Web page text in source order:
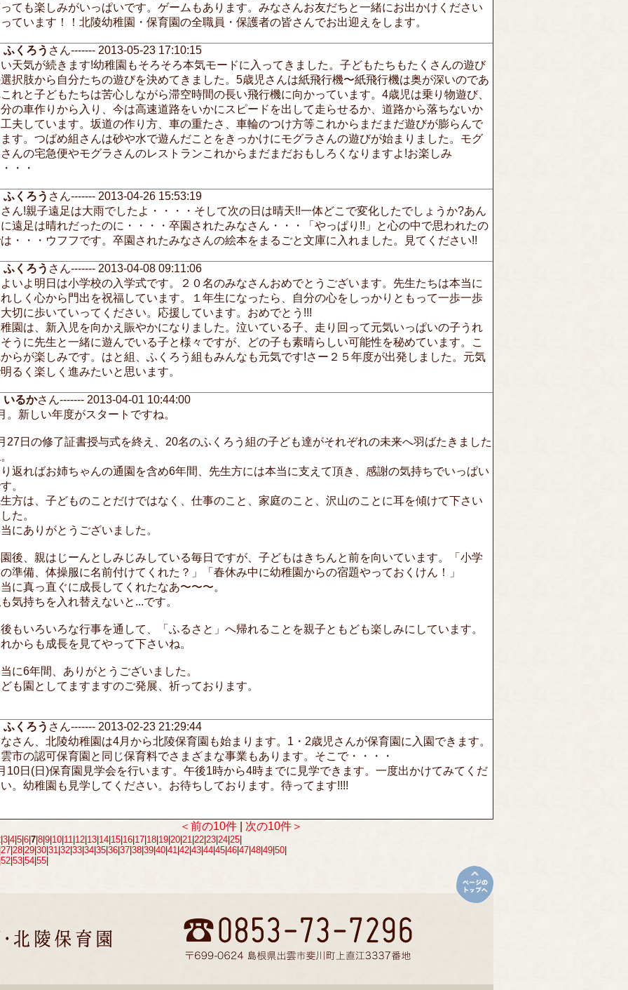
ても楽しみがいっぱいです。ゲームもあります。みなさんお友だちと一緒にお出かけください
ています！！北陵幼稚園・保育園の全職員・保護者の皆さんでお出迎えをします。
ふくろう さん------- 2013-05-23 17:10:15
天気が続きます!幼稚園もそろそろ本気モードに入ってきました。子どもたちもたくさんの遊び
択肢から自分たちの遊びを決めてきました。5歳児さんは紙飛行機〜紙飛行機は奥が深いのであ
れと子どもたちは苦心しながら滞空時間の長い飛行機に向かっています。4歳児は乗り物遊び、
の車作りから入り、今は高速道路をいかにスピードを出して走らせるか、道路から落ちないか
夫しています。坂道の作り方、車の重たさ、車輪のつけ方等これからまだまだ遊びが膨らんで
す。つばめ組さんは砂や水で遊んだことをきっかけにモグラさんの遊びが始まりました。モグ
んの宅急便やモグラさんのレストランこれからまだまだおもしろくなりますよ!お楽しみ
・・
ふくろう さん------- 2013-04-26 15:53:19
ん!親子遠足は大雨でしたよ・・・・そして次の日は晴天!!一体どこで変化したでしょうか?あん
遠足は晴れだったのに・・・・卒園されたみなさん・・・「やっぱり!!」と心の中で思われたの
・・・ウフフです。卒園されたみなさんの絵本をまるごと文庫に入れました。見てください!!
ふくろう さん------- 2013-04-08 09:11:06
いよ明日は小学校の入学式です。２０名のみなさんおめでとうございます。先生たちは本当に
しく心から門出を祝福しています。１年生になったら、自分の心をしっかりともって一歩一歩
切に歩いていってください。応援しています。おめでとう!!!
園は、新入児を向かえ賑やかになりました。泣いている子、走り回って元気いっぱいの子うれ
うに先生と一緒に遊んでいる子と様々ですが、どの子も素晴らしい可能性を秘めています。こ
らが楽しみです。はと組、ふくろう組もみんなも元気です!さー２５年度が出発しました。元気
るく楽しく進みたいと思います。
いるかさん------- 2013-04-01 10:44:00
。新しい年度がスタートですね。
27日の修了証書授与式を終え、20名のふくろう組の子ども達がそれぞれの未来へ羽ばたきました
返ればお姉ちゃんの通園を含め6年間、先生方には本当に支えて頂き、感謝の気持ちでいっぱい
。
方は、子どものことだけではなく、仕事のこと、家庭のこと、沢山のことに耳を傾けて下さい
た。
にありがとうございました。
後、親はじーんとしみじみしている毎日ですが、子どもはきちんと前を向いています。「小学
準備、体操服に名前付けてくれた？」「春休み中に幼稚園からの宿題やっておくけん！」
に真っ直ぐに成長してくれたなあ〜〜〜。
気持ちを入れ替えないと...です。
もいろいろな行事を通して、「ふるさと」へ帰れることを親子ともども楽しみにしています。
からも成長を見てやって下さいね。
に6年間、ありがとうございました。
も園としてますますのご発展、祈っております。
ふくろう さん------- 2013-02-23 21:29:44
さん、北陵幼稚園は4月から北陵保育園も始まります。1・2歳児さんが保育園に入園できます。
市の認可保育園と同じ保育料でさまざまな事業もあります。そこで・・・・
10日(日)保育園見学会を行います。午後1時から4時までに見学できます。一度出かけてみてくだ
。幼稚園も見学してください。お待ちしております。待ってます!!!!
＜前の10件 次の10件＞
3 4 5 6 7 8 9 10 11 12 13 14 15 16 17 18 19 20 21 22 23 24 25
27 28 29 30 31 32 33 34 35 36 37 38 39 40 41 42 43 44 45 46 47 48 49 50
52 53 54 55